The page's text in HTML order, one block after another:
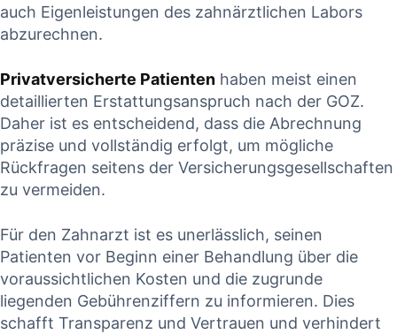
auch Eigenleistungen​ des ​zahnärztlichen Labors
abzurechnen. ⁤
Privatversicherte‌ Patienten haben meist einen
detaillierten Erstattungsanspruch ⁢nach ⁣der GOZ.⁤
Daher ist es entscheidend, dass die‍ Abrechnung⁣
präzise⁤ und ​vollständig‍ erfolgt, um mögliche
Rückfragen‍ seitens der ‌Versicherungsgesellschaften
zu vermeiden.
Für⁤ den​ Zahnarzt ist es unerlässlich, seinen
Patienten vor Beginn⁣ einer Behandlung über die
voraussichtlichen Kosten ⁣und die zugrunde
liegenden Gebührenziffern zu informieren. Dies⁣
schafft Transparenz ⁣und Vertrauen und verhindert